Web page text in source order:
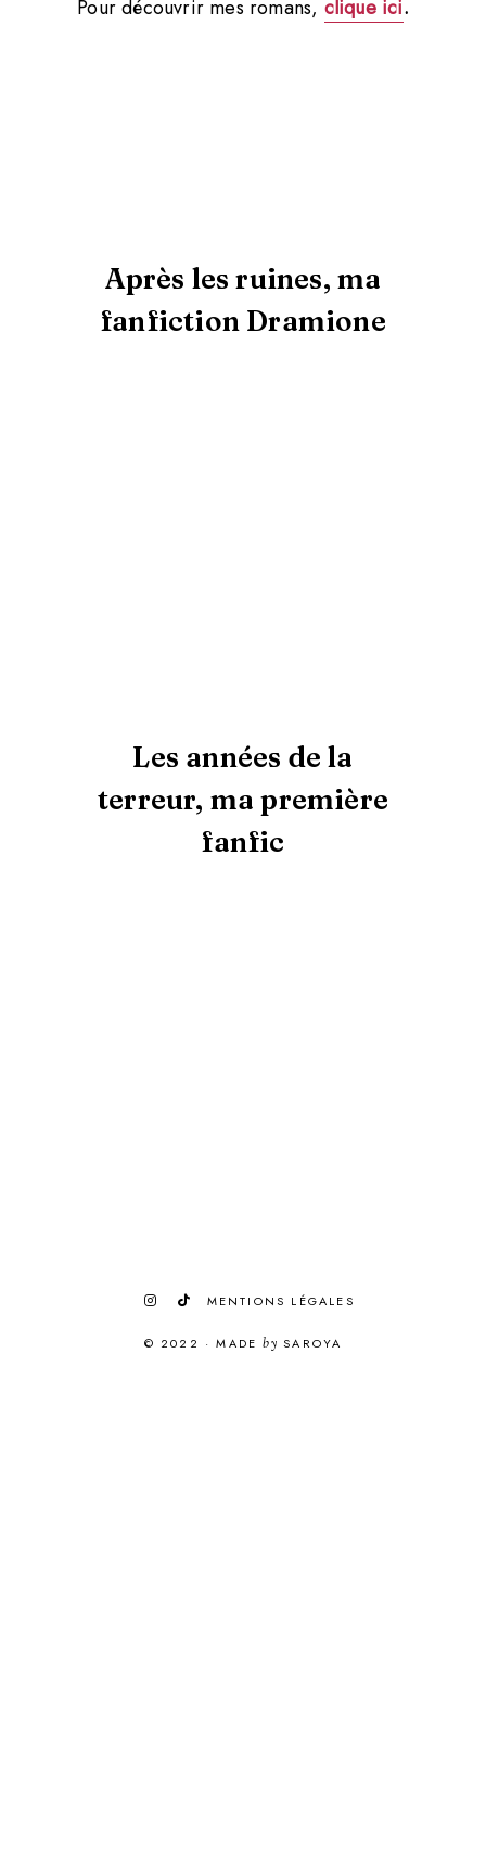
Pour découvrir mes romans, clique ici.
Après les ruines, ma
fanfiction Dramione
Les années de la
terreur, ma première
fanfic
MENTIONS LÉGALES
© 2022 · MADEby SAROYA